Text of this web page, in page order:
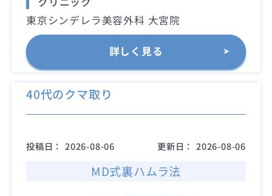
東京シンデレラ美容外科 大宮院
詳しく見る
40代のクマ取り
投稿日： 2026-08-06 更新日： 2026-08-06
MD式裏ハムラ法